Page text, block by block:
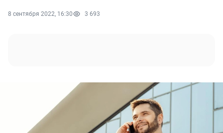
8 сентября 2022, 16:30 3 693